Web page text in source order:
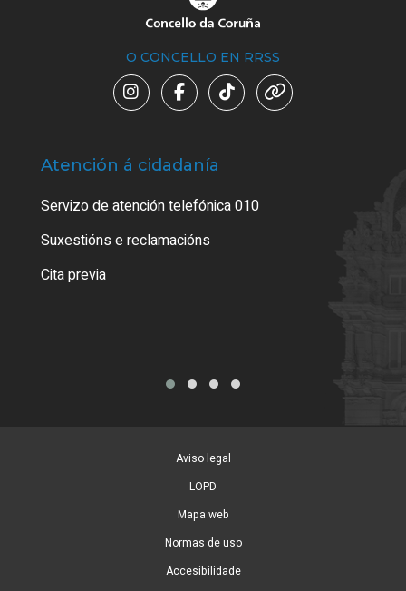
O CONCELLO EN RRSS
Atención á cidadanía
Servizo de atención telefónica 010
Suxestións e reclamacións
Cita previa
Aviso legal
LOPD
Mapa web
Normas de uso
Accesibilidade